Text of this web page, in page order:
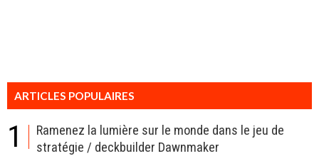
ARTICLES POPULAIRES
1
Ramenez la lumière sur le monde dans le jeu de
stratégie / deckbuilder Dawnmaker